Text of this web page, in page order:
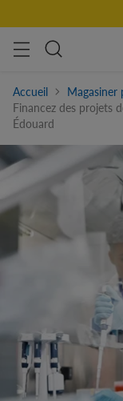
Accueil
Magasiner
Financez des projets
Édouard